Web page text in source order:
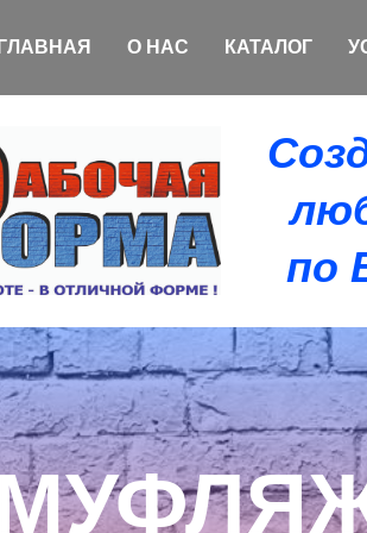
ГЛАВНАЯ О НАС КАТАЛОГ
по